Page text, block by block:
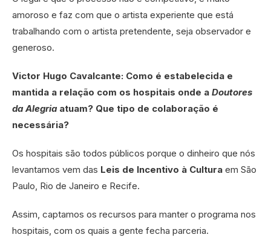
amoroso e faz com que o artista experiente que está
trabalhando com o artista pretendente, seja observador e
generoso.
Victor Hugo Cavalcante: Como é estabelecida e
mantida a relação com os hospitais onde a Doutores
da Alegria atuam? Que tipo de colaboração é
necessária?
Os hospitais são todos públicos porque o dinheiro que nós
levantamos vem das Leis de Incentivo à Cultura em São
Paulo, Rio de Janeiro e Recife.
Assim, captamos os recursos para manter o programa nos
hospitais, com os quais a gente fecha parceria.